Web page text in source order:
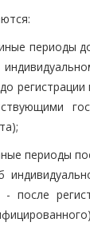
периоды
периоды
после